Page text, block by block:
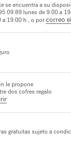
se encuentra a su
09 89 lunes de 9.00 a
a 19.00 h., o porcorreo
le propone
dos cofres regalo
gratuitas sujeto a